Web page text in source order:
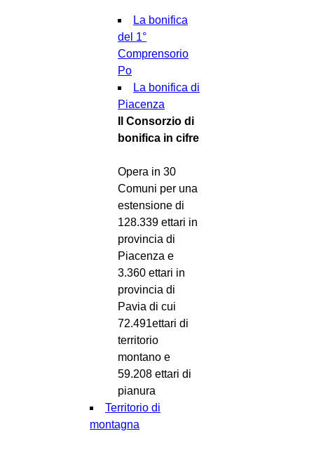
La bonifica
del 1°
Comprensorio
Po
La bonifica di
Piacenza
Il Consorzio di
bonifica in cifre
Opera in 30
Comuni per una
estensione di
128.339 ettari in
provincia di
Piacenza e
3.360 ettari in
provincia di
Pavia di cui
72.491ettari di
territorio
montano e
59.208 ettari di
pianura
Territorio di
montagna